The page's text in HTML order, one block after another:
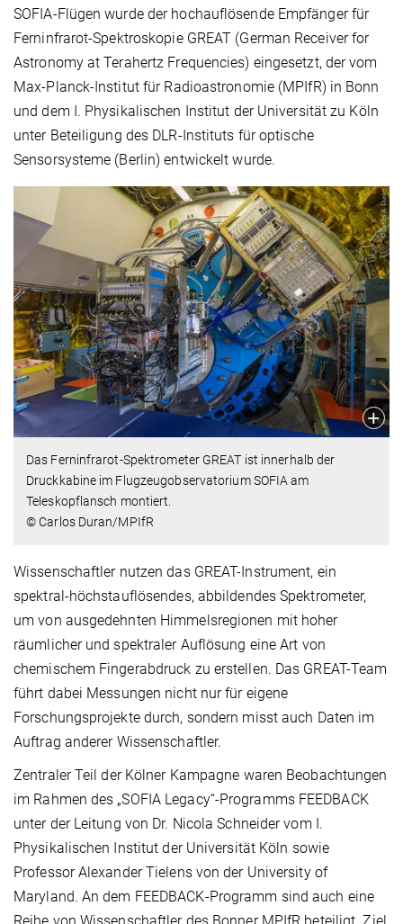
SOFIA-Flügen wurde der hochauflösende Empfänger für
Ferninfrarot-Spektroskopie GREAT (German Receiver for
Astronomy at Terahertz Frequencies) eingesetzt, der vom
Max-Planck-Institut für Radioastronomie (MPIfR) in Bonn
und dem I. Physikalischen Institut der Universität zu Köln
unter Beteiligung des DLR-Instituts für optische
Sensorsysteme (Berlin) entwickelt wurde.
Das Ferninfrarot-Spektrometer GREAT ist innerhalb der
Druckkabine im Flugzeugobservatorium SOFIA am
Teleskopflansch montiert.
© Carlos Duran/MPIfR
Wissenschaftler nutzen das GREAT-Instrument, ein
spektral-höchstauflösendes, abbildendes Spektrometer,
um von ausgedehnten Himmelsregionen mit hoher
räumlicher und spektraler Auflösung eine Art von
chemischem Fingerabdruck zu erstellen. Das GREAT-Team
führt dabei Messungen nicht nur für eigene
Forschungsprojekte durch, sondern misst auch Daten im
Auftrag anderer Wissenschaftler.
Zentraler Teil der Kölner Kampagne waren Beobachtungen
im Rahmen des „SOFIA Legacy“-Programms FEEDBACK
unter der Leitung von Dr. Nicola Schneider vom I.
Physikalischen Institut der Universität Köln sowie
Professor Alexander Tielens von der University of
Maryland. An dem FEEDBACK-Programm sind auch eine